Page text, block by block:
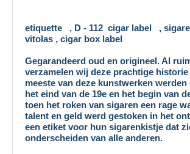
etiquette , D - 112 cigar label ,
vitolas , cigar box label
Gegarandeerd oud en origineel. Al
verzamelen wij deze prachtige
meeste van deze kunstwerken
het eind van de 19e en het begin van
toen het roken van sigaren een rage
talent en geld werd gestoken in het
een etiket voor hun sigarenkistje dat
onderscheiden van alle anderen.